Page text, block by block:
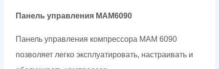
Панель управления МАМ6090
Панель управления компрессора МАМ 6090
позволяет легко эксплуатировать, настраивать и